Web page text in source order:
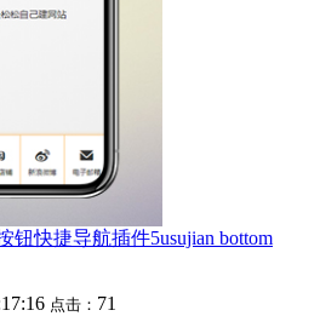
钮快捷导航插件5usujian bottom
点击： 71